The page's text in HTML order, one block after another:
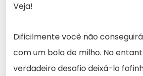
Veja!
Dificilmente você não
com um bolo de milho. No
verdadeiro desafio deixá-lo